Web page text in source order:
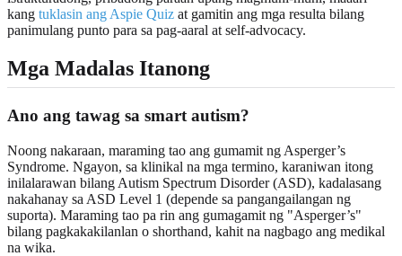
kang tuklasin ang Aspie Quiz at gamitin ang mga resulta bilang
panimulang punto para sa pag-aaral at self-advocacy.
Mga Madalas Itanong
Ano ang tawag sa smart autism?
Noong nakaraan, maraming tao ang gumamit ng Asperger’s
Syndrome. Ngayon, sa klinikal na mga termino, karaniwan itong
inilalarawan bilang Autism Spectrum Disorder (ASD), kadalasang
nakahanay sa ASD Level 1 (depende sa pangangailangan ng
suporta). Maraming tao pa rin ang gumagamit ng "Asperger’s"
bilang pagkakakilanlan o shorthand, kahit na nagbago ang medikal
na wika.